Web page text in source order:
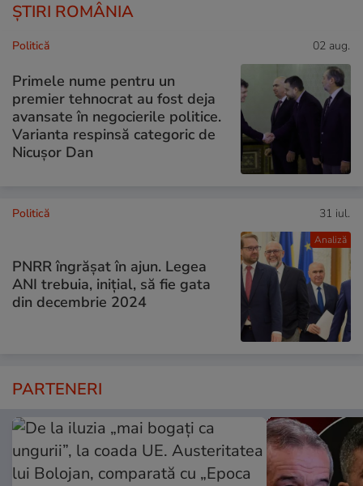
ȘTIRI ROMÂNIA
Politică 02 aug.
Primele nume pentru un
premier tehnocrat au fost deja
avansate în negocierile politice.
Varianta respinsă categoric de
Nicușor Dan
Analiză
Politică 31 iul.
PNRR îngrășat în ajun. Legea
ANI trebuia, inițial, să fie gata
din decembrie 2024
PARTENERI